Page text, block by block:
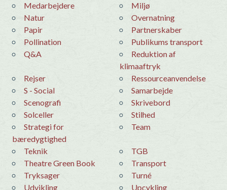
medarbejdere
Miljø
Natur
overnatning
Papir
Partnerskaber
Pollination
Publikums transport
Q&A
Reduktion af
klimaaftryk
Rejser
Ressourceanvendelse
S - Social
samarbejde
Scenografi
skrivebord
Solceller
stilhed
Strategi for
bæredygtighed
team
teknik
TGB
Theatre Green Book
Transport
Tryksager
Turné
udvikling
Upcykling